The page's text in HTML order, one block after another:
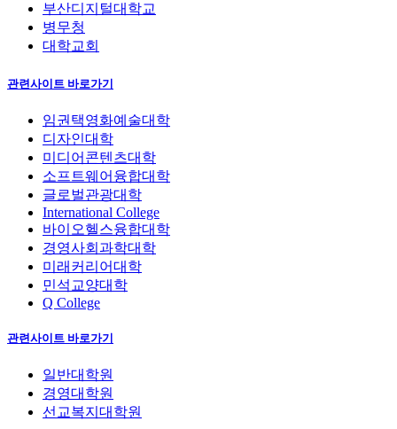
부산디지털대학교
병무청
대학교회
관련사이트 바로가기
임권택영화예술대학
디자인대학
미디어콘텐츠대학
소프트웨어융합대학
글로벌관광대학
International College
바이오헬스융합대학
경영사회과학대학
미래커리어대학
민석교양대학
Q College
관련사이트 바로가기
일반대학원
경영대학원
선교복지대학원